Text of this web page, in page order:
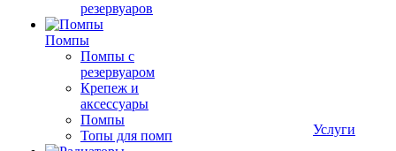
резервуаров
Помпы
Помпы с
резервуаром
Крепеж и
аксессуары
Помпы
Топы для помп
Услуги